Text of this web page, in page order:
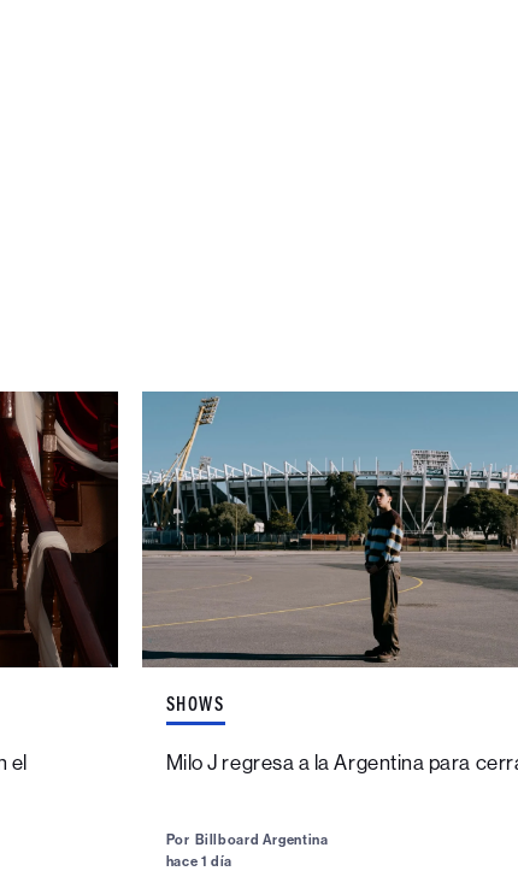
el
SHOWS
Milo J regresa a la Argentina para
Por Billboard Argentina
hace 1 día